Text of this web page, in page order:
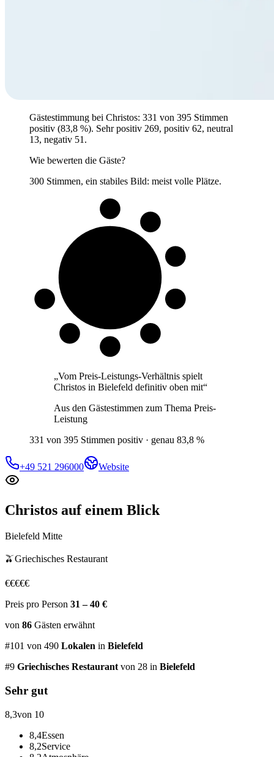
Gästestimmung bei Christos: 331 von 395 Stimmen
positiv (83,8 %). Sehr positiv 269, positiv 62, neutral
13, negativ 51.
Wie bewerten die Gäste?
300 Stimmen, ein stabiles Bild: meist volle Plätze.
„Vom Preis-Leistungs-Verhältnis spielt
Christos in Bielefeld definitiv oben mit“
Aus den Gästestimmen zum Thema Preis-
Leistung
331 von 395 Stimmen positiv · genau 83,8 %
+49 521 296000 Website
Christos auf einem Blick
Bielefeld Mitte
🫒Griechisches Restaurant
€€€€€
Preis pro Person 31 – 40 €
von 86 Gästen erwähnt
#101 von 490 Lokalen in Bielefeld
#9 Griechisches Restaurant von 28 in Bielefeld
Sehr gut
8,3von 10
8,4Essen
8,2Service